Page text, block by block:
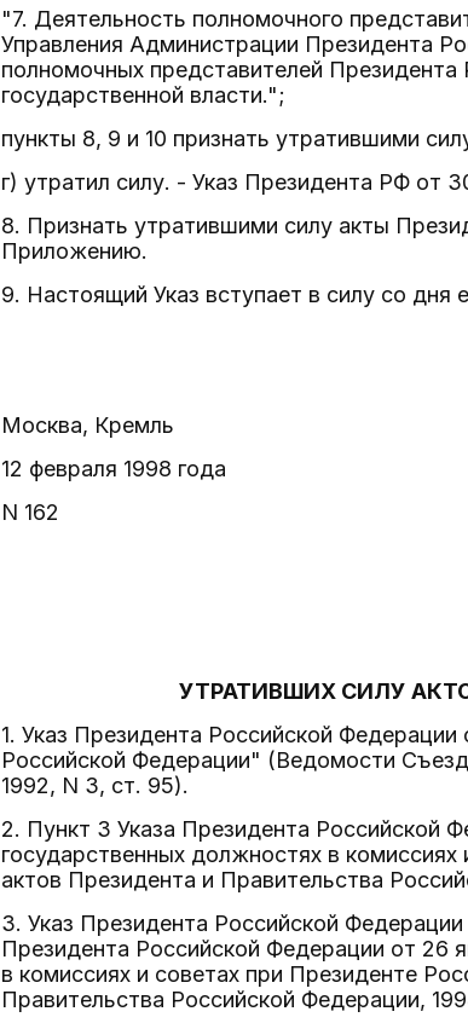
"7. Деятельность полномочного
Управления Администрации Президента
полномочных представителей
государственной власти.";
пункты 8, 9 и 10 признать утратившими
г) утратил силу. - Указ Президента РФ от
8. Признать утратившими силу акты
Приложению.
9. Настоящий Указ вступает в силу со дня
Москва, Кремль
12 февраля 1998 года
N 162
УТРАТИВШИХ СИЛУ
1. Указ Президента Российской
Российской Федерации" (Ведомости
1992, N 3, ст. 95).
2. Пункт 3 Указа Президента Российской
государственных должностях в
актов Президента и Правительства
3. Указ Президента Российской
Президента Российской Федерации от 26
в комиссиях и советах при Президенте
Правительства Российской Федерации,